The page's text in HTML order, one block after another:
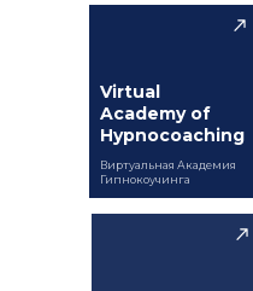
Virtual
Academy of
Hypnocoaching
Виртуальная Академия
Гипнокоучинга